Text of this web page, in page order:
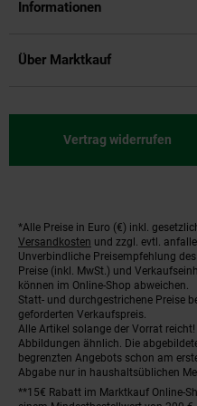
Informationen
Über Marktkauf
Vertrag widerrufen
Fußnoten
*Alle Preise in Euro (€) inkl.
Versandkosten und zzgl. evtl.
Unverbindliche Preisempfehlung
Preise (inkl. MwSt.) und
können im Online-Shop abweichen.
Statt- und durchgestrichene Preise
geforderten Verkaufspreis.
Alle Artikel solange der Vorrat
Abbildungen ähnlich. Die
begrenzten Angebots schon am
Abgabe nur in haushaltsüblichen
**15€ Rabatt im Marktkauf Online-